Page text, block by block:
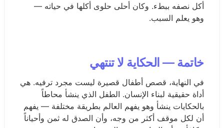
أكل نصفه ببطء. وكان أحلى حلوى أكلها في حياته —
وهو يعلم السبب.
خاتمة — الحكاية لا تنتهي
في النهاية، قصص أطفال قصيرة ليست مجرد ترفيه. هي
أداة حقيقية لبناء الإنسان. الطفل الذي ينشأ محاطاً
بالحكايات ينشأ وهو يفهم العالم بطريقة مختلفة — يفهم
أن لكل موقف أكثر من وجه، وأن الصدق له ثمن وأحياناً